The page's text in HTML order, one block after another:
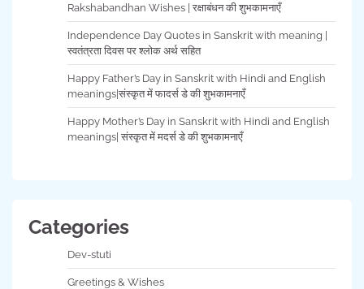
Rakshabandhan Wishes | रक्षाबंधन की शुभकामनाएँ
Independence Day Quotes in Sanskrit with meaning |
स्वतंत्रता दिवस पर श्लोक अर्थ सहित
Happy Father’s Day in Sanskrit with Hindi and English
meanings|संस्कृत में फादर्स डे की शुभकामनाएँ
Happy Mother’s Day in Sanskrit with Hindi and English
meanings| संस्कृत में मदर्स डे की शुभकामनाएँ
Categories
Dev-stuti
Greetings & Wishes